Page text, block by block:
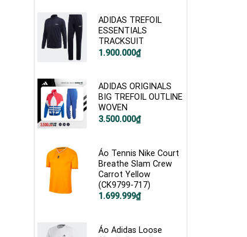
799.000₫.
ADIDAS TREFOIL
ESSENTIALS
TRACKSUIT
Giá
1.900.000₫
Giá
1.900.000₫.
ADIDAS ORIGINALS
BIG TREFOIL OUTLINE
WOVEN
Giá
3.500.000₫
Giá
3.500.000₫.
Áo Tennis Nike Court
Breathe Slam Crew
Carrot Yellow
(CK9799-717)
Giá
1.699.999₫
Giá
1.699.999₫.
Áo Adidas Loose